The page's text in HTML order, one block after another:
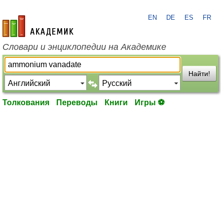
academic.ru
EN DE ES FR
Словари и энциклопедии на Академике
Найти!
Толкования Переводы Книги Игры ⚽